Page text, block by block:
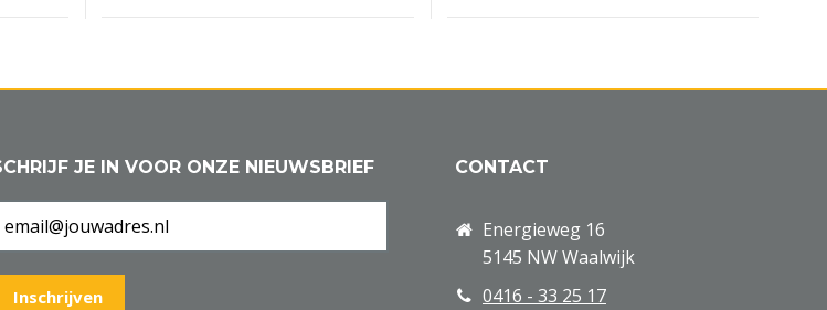
JE IN VOOR ONZE NIEUWSBRIEF CONTACT
Energieweg 16
5145 NW Waalwijk
0416 - 33 25 17